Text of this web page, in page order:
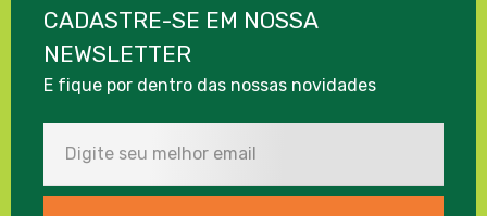
CADASTRE-SE EM NOSSA
NEWSLETTER
E fique por dentro das nossas novidades